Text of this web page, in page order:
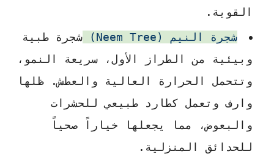
القوية.
شجرة النيم (Neem Tree)
شجرة طبية
وبيئية من الطراز الأول، سريعة النمو،
وتتحمل الحرارة العالية والعطش. ظلها
وارف وتعمل كطارد طبيعي للحشرات
والبعوض، مما يجعلها خياراً صحياً
للحدائق المنزلية.